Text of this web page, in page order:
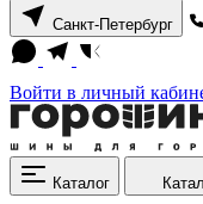
Санкт-Петербург
Войти в личный
Каталог